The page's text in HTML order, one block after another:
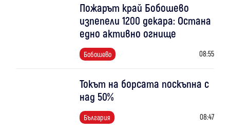
Пожарът край Бобошево
изпепели 1200 декара: Остана
едно активно огнище
Бобошево 08:55
Токът на борсата поскъпна с
над 50%
България 08:47